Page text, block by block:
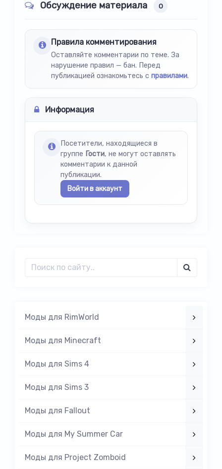
Обсуждение материала 0
Правила комментирования
Оставляйте комментарии по теме. За
нарушение правил — бан. Перед
публикацией ознакомьтесь с правилами.
Информация
Посетители, находящиеся в
группе Гости, не могут оставлять
комментарии к данной
публикации.
Войти в аккаунт
Моды для RimWorld
Моды для Minecraft
Моды для Sims 4
Моды для Sims 3
Моды для Fallout
Моды для My Summer Car
Моды для Project Zomboid